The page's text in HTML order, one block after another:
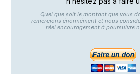
Quel que soit le montant que vous
remercions énormément et nous
réel encouragement à poursuivre